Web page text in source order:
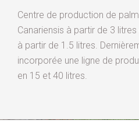
Centre de production de
Canariensis à partir de 3
à partir de 1.5 litres.
incorporée une ligne de
en 15 et 40 litres.